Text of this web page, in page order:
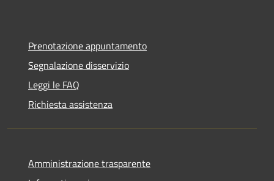
Prenotazione appuntamento
Segnalazione disservizio
Leggi le FAQ
Richiesta assistenza
Amministrazione trasparente